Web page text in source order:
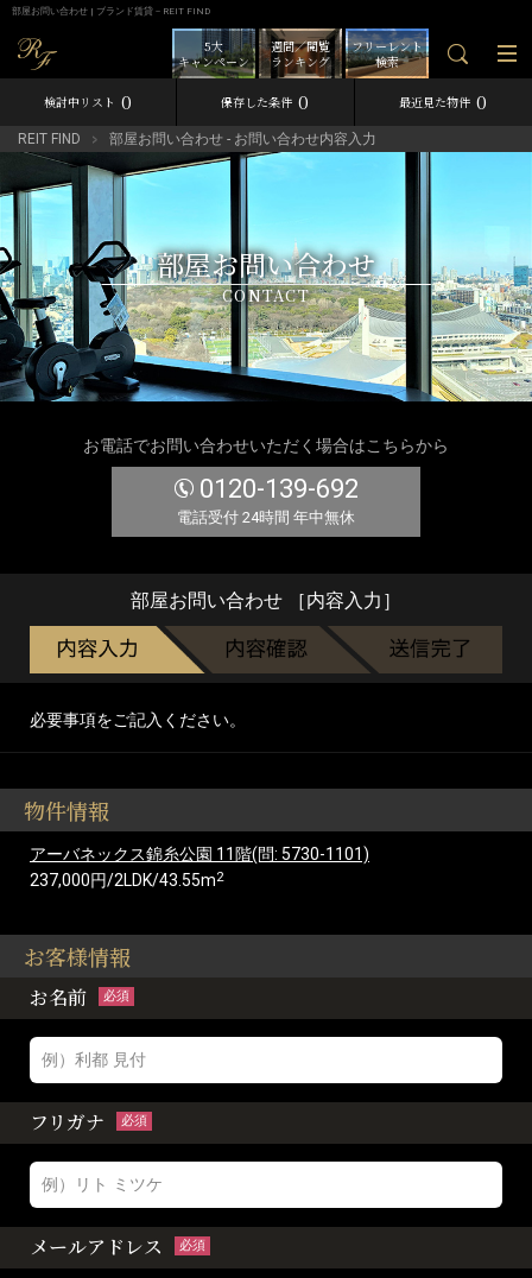
部屋お問い合わせ | ブランド賃貸－REIT FIND
フリーレント
検索
週間／閲覧
ランキング
5大
キャンペーン
検討中リスト 0 保存した条件 0 最近見た物件 0
REIT FIND 部屋お問い合わせ - お問い合わせ内容入力
部屋お問い合わせ
CONTACT
お電話でお問い合わせいただく場合はこちらから
0120-139-692
電話受付 24時間 年中無休
部屋お問い合わせ ［内容入力］
必要事項をご記入ください。
物件情報
アーバネックス錦糸公園 11階(問: 5730-1101)
237,000円/2LDK/43.55m2
お客様情報
お名前 必須
フリガナ 必須
メールアドレス 必須